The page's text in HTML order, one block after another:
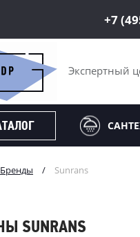
+7
Экспертный
Бренды / Sunrans
SUNRANS